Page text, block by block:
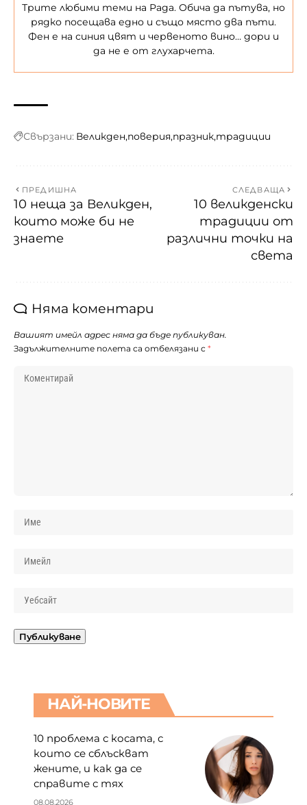
Трите любими теми на Рада. Обича да пътува, но
рядко посещава едно и също място два пъти.
Фен е на синия цвят и червеното вино… дори и
да не е от глухарчета.
Свързани: Великден поверия празник традиции
ПРЕДИШНА
10 неща за Великден,
които може би не
знаете
СЛЕДВАЩА
10 великденски
традиции от
различни точки на
света
Няма коментари
Вашият имейл адрес няма да бъде публикуван.
Задължителните полета са отбелязани с *
НАЙ-НОВИТЕ
10 проблема с косата, с
които се сблъскват
жените, и как да се
справите с тях
08.08.2026